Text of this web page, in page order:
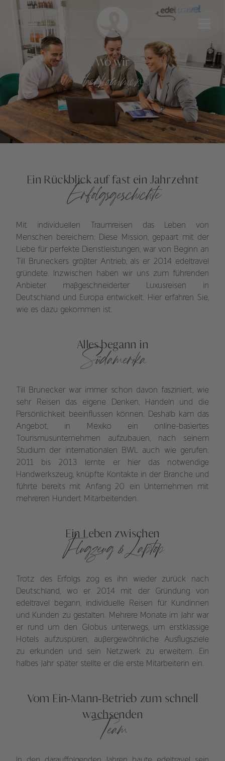
Wo wir
herkommen
Ein Rückblick auf fast ein Jahrzehnt
Erfolgsgeschichte
Mit individuellen Traumreisen das Leben von
Menschen bereichern: Diese Mission, gepaart mit der
Liebe für perfekte Dienstleistungen, war von Beginn an
Till Bruneckers größter Antrieb, als er 2014 edeltravel
gründete. Inzwischen haben wir uns zum führenden
Anbieter maßgeschneiderter Luxusreisen in
Deutschland und Europa entwickelt. Hier erfahren Sie,
wie es dazu gekommen ist.
Alles begann in
Südamerika
Till Brunecker war immer schon davon fasziniert, wie
sehr Reisen das eigene Denken, Handeln und die
Persönlichkeit beeinflussen können. Deshalb kam das
Angebot, in Mexiko ein online-basiertes
Tourismusunternehmen aufzubauen, nach seinem
Studium der internationalen BWL auch wie gerufen.
2011 bis 2013 lernte er hier das notwendige
Handwerkszeug, knüpfte Kontakte in der Branche und
führte bereits mit Anfang 20 ein Unternehmen mit
mehreren Hundert Mitarbeitenden.
Ein Leben zwischen
Flugzeug & Laptop
Trotz des Erfolgs zog es ihn wieder zurück nach
Deutschland, wo er 2014 mit der Gründung von
edeltravel begann, individuelle Reisen für Kundinnen
und Kunden zu gestalten. Mehrere Monate im Jahr war
er rund um den Globus unterwegs, um erstklassige
Hotels aufzuspüren, außergewöhnliche Ausflugsziele
zu erkunden und sein Netzwerk zu erweitern. Ein
halbes Jahr später stellte er die erste Mitarbeiterin ein.
Vom Ein-Mann-Betrieb zum schnell
wachsenden
Team